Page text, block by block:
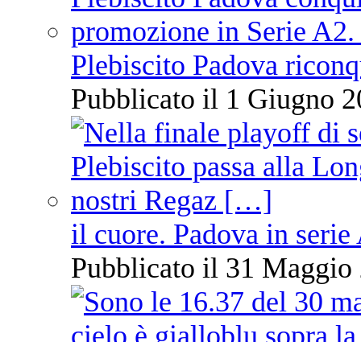
Plebiscito Padova
Pubblicato il 1 Giugno
il cuore. Padova in serie
Pubblicato il 31 Maggio